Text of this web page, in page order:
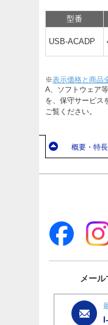
型番
USB-ACADP
※表示価格と商品
A、ソフトウェア
を、保守サービス
ご覧ください。
概要・特長
メー